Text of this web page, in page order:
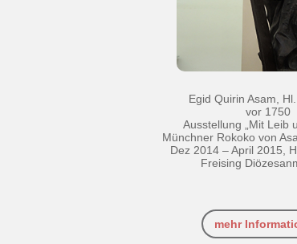
Egid Quirin Asam,
vor 1750
Ausstellung „Mit Leib
Münchner Rokoko von
Dez 2014 – April 2015,
Freising
mehr